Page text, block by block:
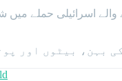
دارالحکومت تہران میں